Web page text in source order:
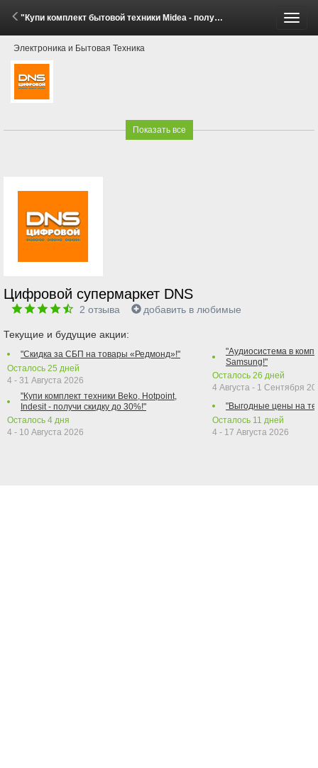
"Купи комплект бытовой техники Midea - получи скидку!" (1 - 31 Мая 2026)
Электроника и Бытовая Техника
Показать все
Цифровой супермаркет DNS
2 отзыва добавить в любимые
Текущие и будущие акции:
"Скидка за СБП на товары «Редмонд»!"
Осталось 25 дней
4 - 31 Августа 2026
"Купи комплект техники Beko, Hotpoint,
Indesit - получи скидку до 30%!"
Осталось 4 дня
4 - 10 Августа 2026
"Аудиосистема в
Samsung!"
Осталось 26 дней
4 Августа - 1 Сентября
"Выгодные цены на
Осталось 11 дней
4 - 17 Августа 2026